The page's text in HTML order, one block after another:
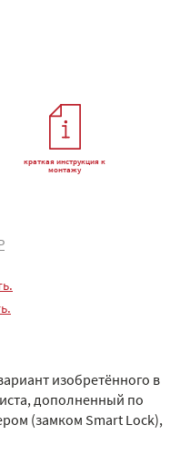
краткая инструкция к
монтажу
изобретённого в
дополненный по
(замком Smart Lock),